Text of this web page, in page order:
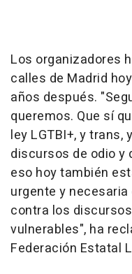
Los organizadores
calles de Madrid
años después.
queremos. Que sí
ley LGTBI+, y trans,
discursos de odio y
eso hoy también
urgente y
contra los
vulnerables", ha
Federación Estatal